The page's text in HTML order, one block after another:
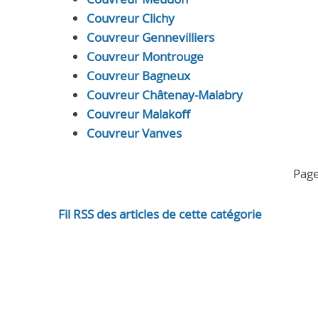
Couvreur Clichy
Couvreur Gennevilliers
Couvreur Montrouge
Couvreur Bagneux
Couvreur Châtenay-Malabry
Couvreur Malakoff
Couvreur Vanves
Fil RSS des articles de cette catégorie